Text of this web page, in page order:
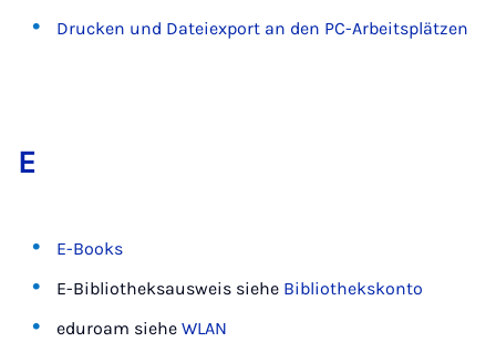
Drucken und Dateiexport an den PC-Arbeitsplätzen
E
E-Books
E-Bibliotheksausweis siehe Bibliothekskonto
eduroam sieheWLAN